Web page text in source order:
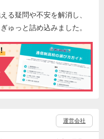
る疑問や不安を解消し、
ゅっと詰め込みました。
運営会社